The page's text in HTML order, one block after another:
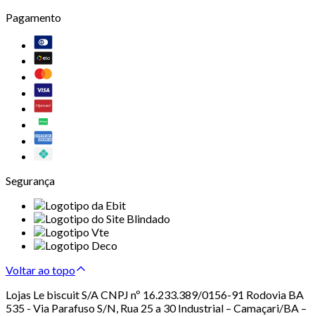
Pagamento
Segurança
Voltar ao topo
Lojas Le biscuit S/A CNPJ nº 16.233.389/0156-91 Rodovia BA
535 - Via Parafuso S/N, Rua 25 a 30 Industrial – Camaçari/BA –